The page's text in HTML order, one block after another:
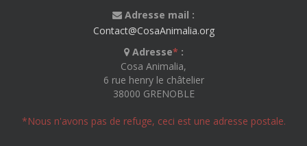
Adresse mail :
Contact@CosaAnimalia.org
Adresse* :
Cosa Animalia,
6 rue henry le châtelier
38000 GRENOBLE
*Nous n'avons pas de refuge, ceci est une adresse postale.